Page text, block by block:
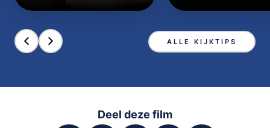
ALLE KIJKTIPS
Deel deze film